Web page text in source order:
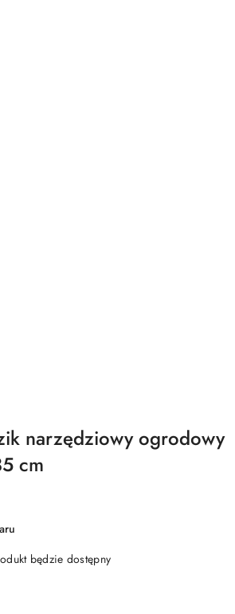
narzędziowy ogrodowy
cm
będzie dostępny